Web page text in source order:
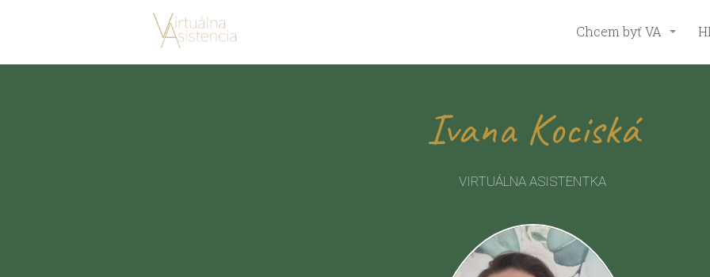
Chcem byť VA
Ivana Kociská
VIRTUÁLNA ASISTENTKA